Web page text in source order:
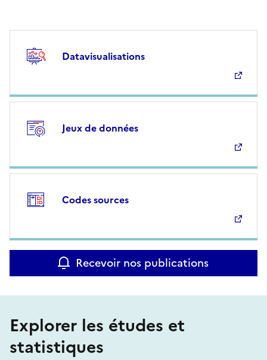
Datavisualisations
Jeux de données
Codes sources
Recevoir nos publications
Explorer les études et
statistiques